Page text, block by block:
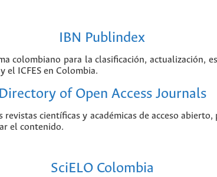
IBN Publindex
colombiano para la clasificación, actualización,
el ICFES en Colombia.
Directory of Open Access Journals
científicas y académicas de acceso
el contenido.
SciELO Colombia